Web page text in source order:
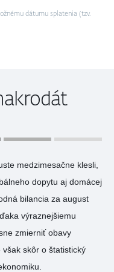
dátumu splatenia (tzv.
medzimesačne klesli,
dopytu aj domácej
bilancia za august
výraznejšiemu
zmierniť obavy
skôr o štatistický